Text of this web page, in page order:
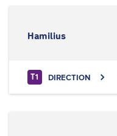
Hamilius
T1 DIRECTION